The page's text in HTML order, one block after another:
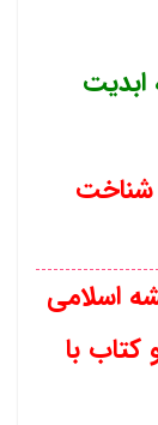
ابدیت
فایل تایپ شده اندیشه اسلامی 1 شناخت
اسلامی
کتاب با